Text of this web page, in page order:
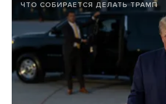
ЧТО СОБИРАЕТСЯ ДЕЛАТЬ ТРАМП